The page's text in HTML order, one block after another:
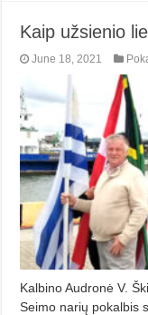
Kaip užsienio
June 18, 2021
Kalbino Audronė V.
Seimo narių pokalbis